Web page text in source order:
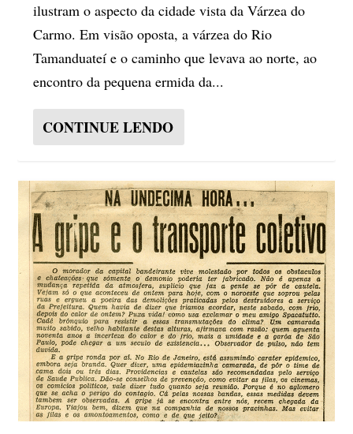
ilustram o aspecto da cidade vista da Várzea do
Carmo. Em visão oposta, a várzea do Rio
Tamanduateí e o caminho que levava ao norte, ao
encontro da pequena ermida da...
CONTINUE LENDO